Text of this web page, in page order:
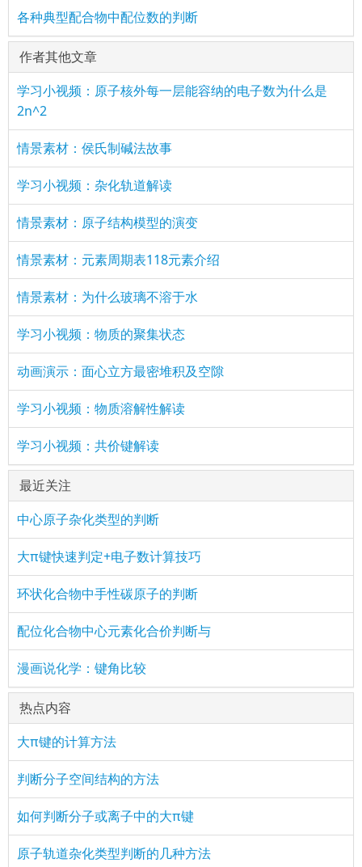
各种典型配合物中配位数的判断
作者其他文章
学习小视频：原子核外每一层能容纳的电子数为什么是
2n^2
情景素材：侯氏制碱法故事
学习小视频：杂化轨道解读
情景素材：原子结构模型的演变
情景素材：元素周期表118元素介绍
情景素材：为什么玻璃不溶于水
学习小视频：物质的聚集状态
动画演示：面心立方最密堆积及空隙
学习小视频：物质溶解性解读
学习小视频：共价键解读
最近关注
中心原子杂化类型的判断
大π键快速判定+电子数计算技巧
环状化合物中手性碳原子的判断
配位化合物中心元素化合价判断与
漫画说化学：键角比较
热点内容
大π键的计算方法
判断分子空间结构的方法
如何判断分子或离子中的大π键
原子轨道杂化类型判断的几种方法